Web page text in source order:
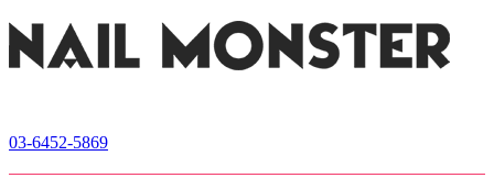
03-6452-5869